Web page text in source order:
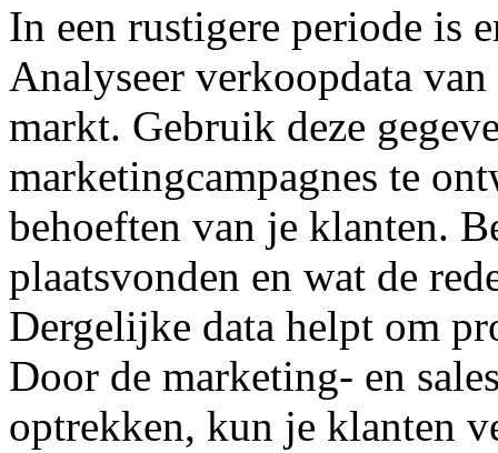
In een rustigere periode is
Analyseer verkoopdata
markt. Gebruik deze
marketingcampagnes te
behoeften van je klanten.
plaatsvonden en wat de
Dergelijke data helpt om
Door de marketing- en
optrekken, kun je klanten